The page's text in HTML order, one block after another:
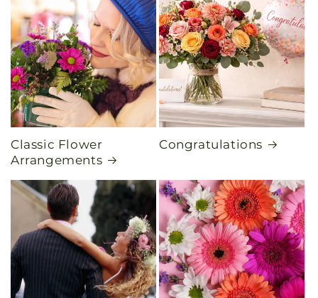
Classic Flower
Arrangements
Congratulations